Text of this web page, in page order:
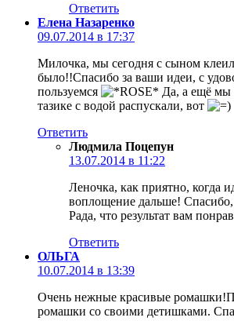
Ответить
Елена Назаренко
09.07.2014 в 17:37
Милочка, мы сегодня с сыном
было!!Спасибо за ваши идеи, с
пользуемся
Да, а ещё мы
тазике с водой распускали, вот
Ответить
Людмила Поцепун
13.07.2014 в 11:22
Леночка, как приятно, когда
воплощение дальше! Спасибо,
Рада, что результат вам
Ответить
ОЛЬГА
10.07.2014 в 13:39
Очень нежные красивые
ромашки со своими детишками.